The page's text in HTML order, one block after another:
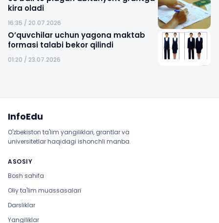
kira oladi
16:35 / 20.07.2026
O’quvchilar uchun yagona maktab
formasi talabi bekor qilindi
01:20 / 23.07.2026
InfoEdu
O'zbekiston ta'lim yangiliklari, grantlar va
universitetlar haqidagi ishonchli manba.
ASOSIY
Bosh sahifa
Oliy ta'lim muassasalari
Darsliklar
Yangiliklar